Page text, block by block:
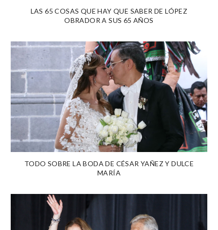
LAS 65 COSAS QUE HAY QUE SABER DE LÓPEZ
OBRADOR A SUS 65 AÑOS
TODO SOBRE LA BODA DE CÉSAR YAÑEZ Y DULCE
MARÍA